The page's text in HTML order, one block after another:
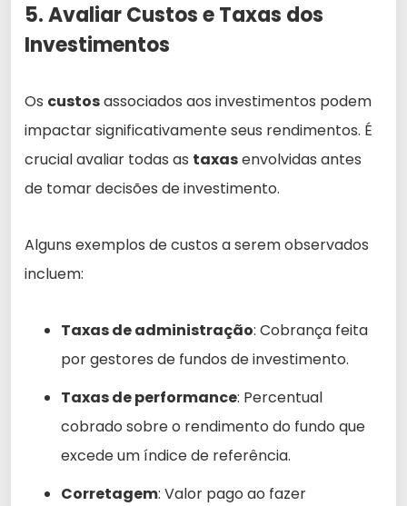
5. Avaliar Custos e Taxas dos
Investimentos
Os custosassociados aos investimentos podem
impactar significativamente seus rendimentos. É
crucial avaliar todas as taxasenvolvidas antes
de tomar decisões de investimento.
Alguns exemplos de custos a serem observados
incluem:
Taxas de administração: Cobrança feita
por gestores de fundos de investimento.
Taxas de performance: Percentual
cobrado sobre o rendimento do fundo que
excede um índice de referência.
Corretagem: Valor pago ao fazer